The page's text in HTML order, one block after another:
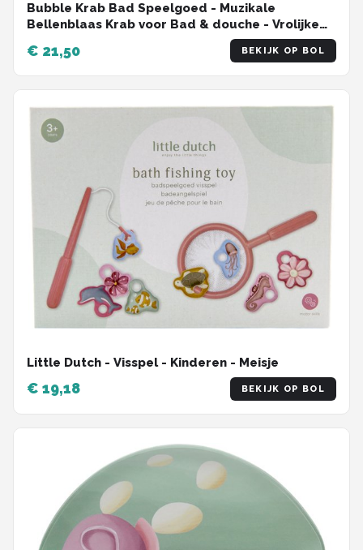
Bubble Krab Bad Speelgoed - Muzikale
Bellenblaas Krab voor Bad & douche - Vrolijke
Krab met Bellen & Muziek - Badplezier voor
kinderen 1-5 jaar
€ 21,50 BEKIJK OP BOL
Little Dutch - Visspel - Kinderen - Meisje
€ 19,18 BEKIJK OP BOL